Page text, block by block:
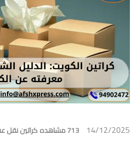
14/12/2025 713 مشاهده كراتين